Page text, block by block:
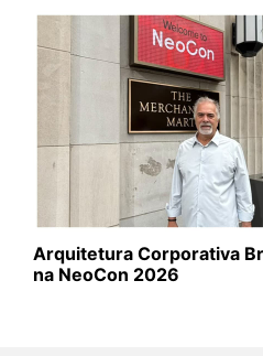
Arquitetura Corporativa
na NeoCon 2026